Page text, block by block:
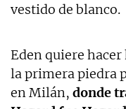
vestido de blanco.
Eden quiere
la primera piedra
en Milán, donde